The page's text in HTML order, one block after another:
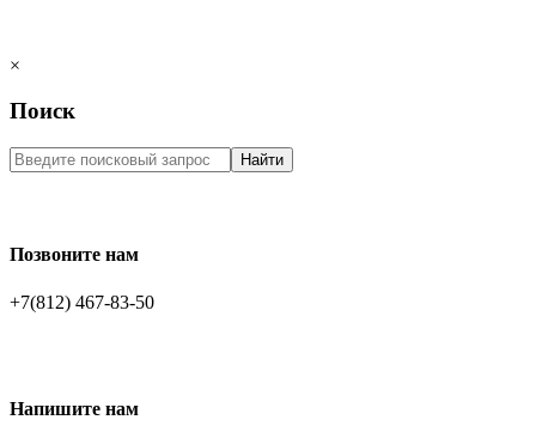
×
Поиск
Найти
Позвоните нам
+7(812) 467-83-50
Напишите нам